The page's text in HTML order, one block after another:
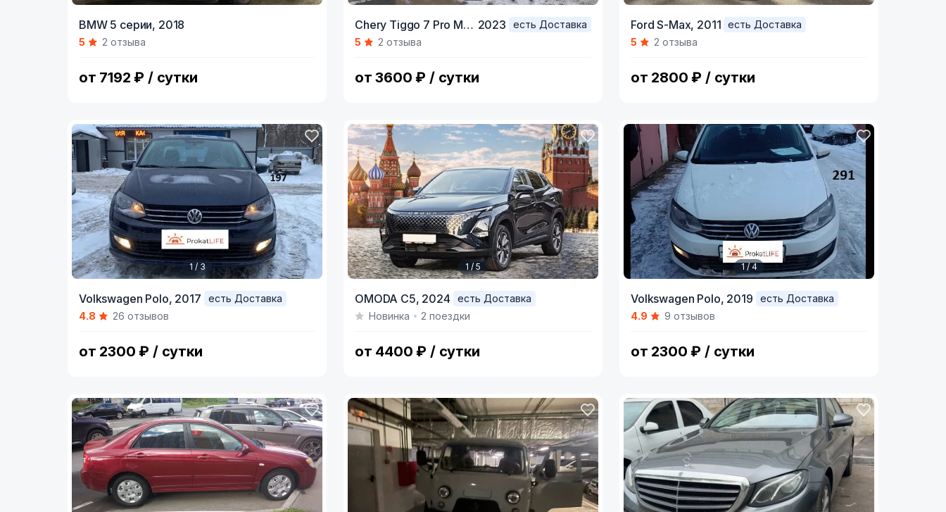
of
BMW 5 серии, 2018
5 2 отзыва
от 7192 ₽ / сутки
of
Chery Tiggo 7 Pro Max, 2023
есть Доставка
5
2 отзыва
от 3600 ₽ / сутки
of
Ford S-Max, 2011
есть Доставка
5
2 отзыва
от 2800 ₽ / сутки
of
1 / 3
Volkswagen Polo, 2017
есть Доставка
4.8
26 отзывов
от 2300 ₽ / сутки
of
1 / 5
OMODA C5, 2024
есть Доставка
Новинка
2 поездки
от 4400 ₽ / сутки
of
1 / 4
Volkswagen Polo, 2019
есть Доставка
4.9
9 отзывов
от 2300 ₽ / сутки